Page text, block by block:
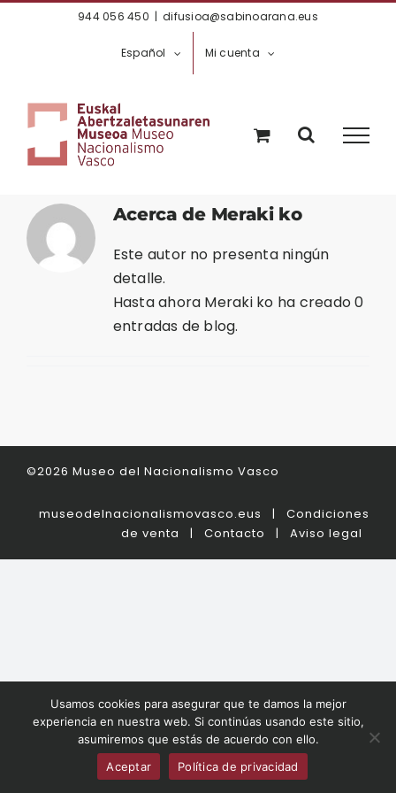
944 056 450 | difusioa@sabinoarana.eus
Español Mi cuenta
Acerca de Meraki ko
Este autor no presenta ningún
detalle.
Hasta ahora Meraki ko ha creado 0
entradas de blog.
©2026 Museo del Nacionalismo Vasco
museodelnacionalismovasco.eus |
Condiciones
de venta
| Contacto | Aviso legal
Usamos cookies para asegurar que te damos la mejor
experiencia en nuestra web. Si continúas usando este sitio,
asumiremos que estás de acuerdo con ello.
Aceptar
Política de privacidad